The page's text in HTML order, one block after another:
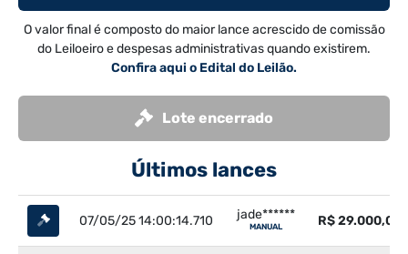
O valor final é composto do maior lance acrescido de comissão
do Leiloeiro e despesas administrativas quando existirem.
Confira aqui o Edital do Leilão.
Lote encerrado
Últimos lances
07/05/25 14:00:14.710 jade******
MANUAL R$ 29.000,00